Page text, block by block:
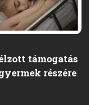
támogatás
részére